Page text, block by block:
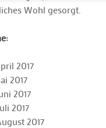
Wohl gesorgt.
2017
2017
2017
2017
2017